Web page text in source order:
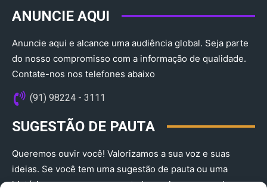
ANUNCIE AQUI
Anuncie aqui e alcance uma audiência global. Seja parte
do nosso compromisso com a informação de qualidade.
Contate-nos nos telefones abaixo
(91) 98224 - 3111
SUGESTÃO DE PAUTA
Queremos ouvir você! Valorizamos a sua voz e suas
ideias. Se você tem uma sugestão de pauta ou uma
história que merece ser contada, envie-nos agora!